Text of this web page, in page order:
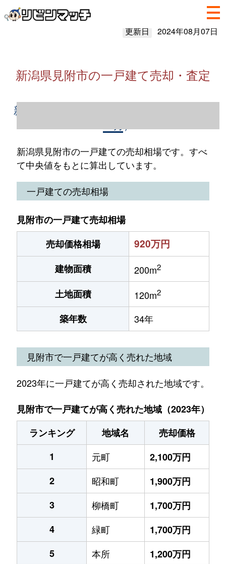
更新日 2024年08月07日
新潟県見附市の一戸建て売却・査定
新潟県見附市の一戸建て売却情報（2023年1
新潟県見附市の一戸建ての売却相場です。すべ
て中央値をもとに算出しています。
一戸建ての売却相場
見附市の一戸建て売却相場
売却価格相場
920万円
建物面積 200m2
土地面積 120m2
築年数 34年
見附市で一戸建てが高く売れた地域
2023年に一戸建てが高く売却された地域です。
見附市で一戸建てが高く売れた地域（2023年）
ランキング
地域名
売却価格
1
元町
2,100万円
2
昭和町
1,900万円
3
柳橋町
1,700万円
4
緑町
1,700万円
5
本所
1,200万円